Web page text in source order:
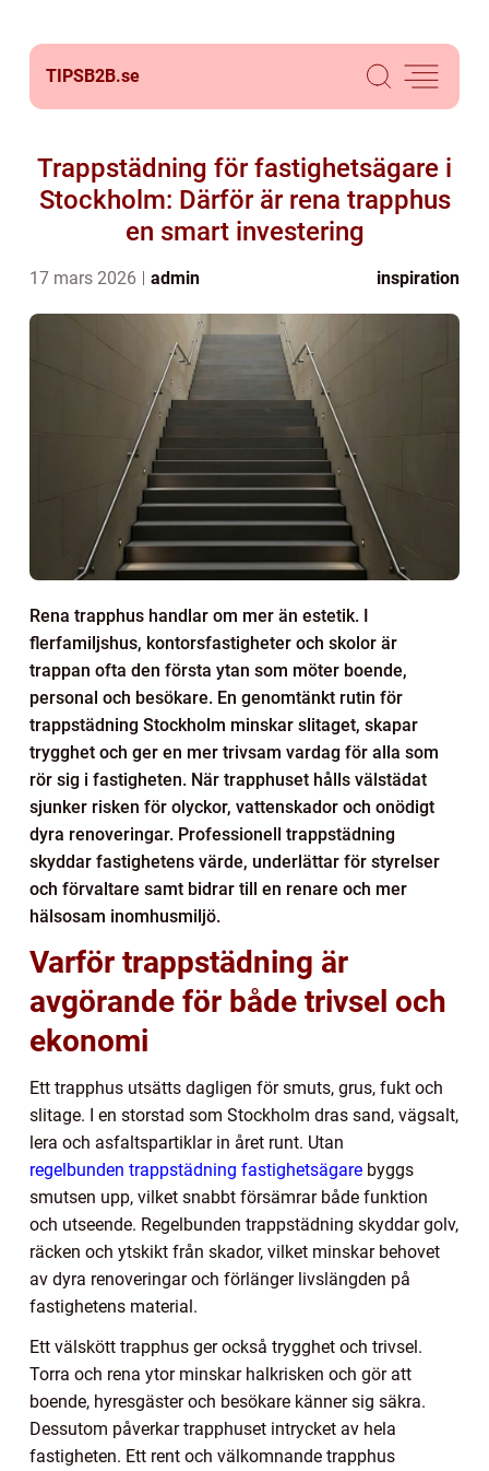
TIPSB2B.se
Trappstädning för fastighetsägare i
Stockholm: Därför är rena trapphus
en smart investering
17 mars 2026 admin inspiration
Rena trapphus handlar om mer än estetik. I
flerfamiljshus, kontorsfastigheter och skolor är
trappan ofta den första ytan som möter boende,
personal och besökare. En genomtänkt rutin för
trappstädning Stockholm minskar slitaget, skapar
trygghet och ger en mer trivsam vardag för alla som
rör sig i fastigheten. När trapphuset hålls välstädat
sjunker risken för olyckor, vattenskador och onödigt
dyra renoveringar. Professionell trappstädning
skyddar fastighetens värde, underlättar för styrelser
och förvaltare samt bidrar till en renare och mer
hälsosam inomhusmiljö.
Varför trappstädning är
avgörande för både trivsel och
ekonomi
Ett trapphus utsätts dagligen för smuts, grus, fukt och
slitage. I en storstad som Stockholm dras sand, vägsalt,
lera och asfaltspartiklar in året runt. Utan
regelbunden trappstädning fastighetsägare byggs
smutsen upp, vilket snabbt försämrar både funktion
och utseende. Regelbunden trappstädning skyddar golv,
räcken och ytskikt från skador, vilket minskar behovet
av dyra renoveringar och förlänger livslängden på
fastighetens material.
Ett välskött trapphus ger också trygghet och trivsel.
Torra och rena ytor minskar halkrisken och gör att
boende, hyresgäster och besökare känner sig säkra.
Dessutom påverkar trapphuset intrycket av hela
fastigheten. Ett rent och välkomnande trapphus